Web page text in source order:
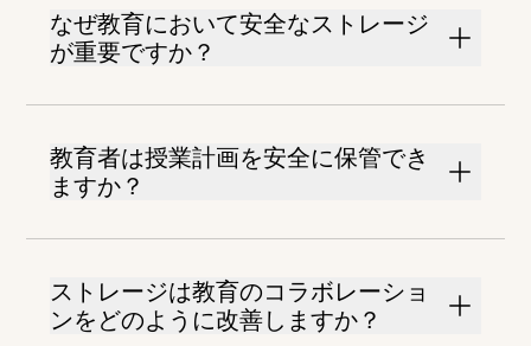
なぜ教育において安全なストレージ
が重要ですか？
教育者は授業計画を安全に保管でき
ますか？
ストレージは教育のコラボレーショ
ンをどのように改善しますか？